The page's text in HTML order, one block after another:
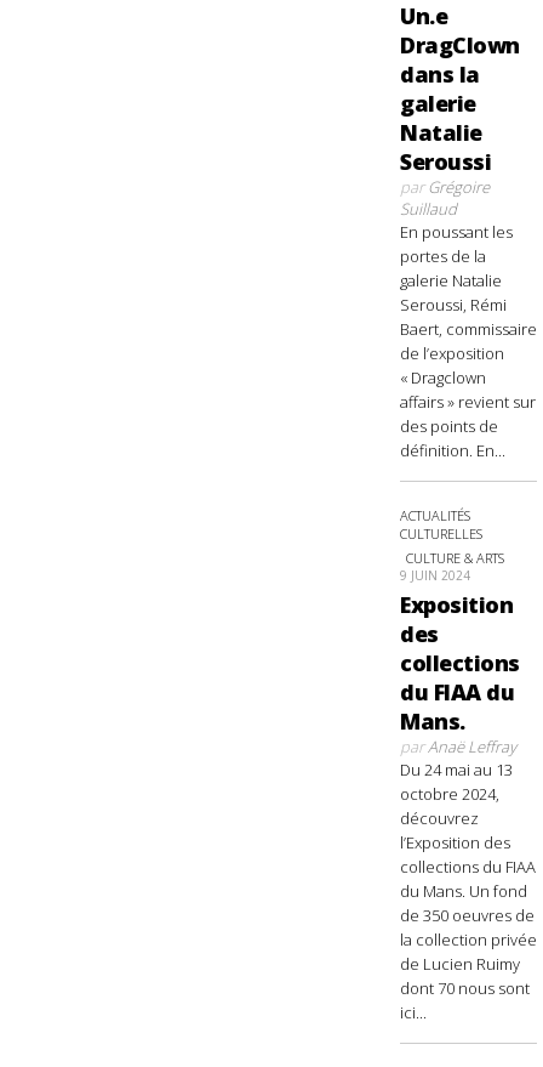
Un.e
DragClown
dans la
galerie
Natalie
Seroussi
parGrégoire
Suillaud
En poussant les
portes de la
galerie Natalie
Seroussi, Rémi
Baert, commissaire
de l’exposition
« Dragclown
affairs » revient sur
des points de
définition. En...
ACTUALITÉS
CULTURELLES
CULTURE & ARTS
9 JUIN 2024
Exposition
des
collections
du FIAA du
Mans.
parAnaë Leffray
Du 24 mai au 13
octobre 2024,
découvrez
l’Exposition des
collections du FIAA
du Mans. Un fond
de 350 oeuvres de
la collection privée
de Lucien Ruimy
dont 70 nous sont
ici...